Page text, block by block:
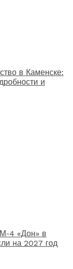
в Каменске:
и
4 «Дон» в
на 2027 год